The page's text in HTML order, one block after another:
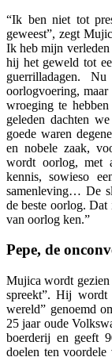
“Ik ben niet tot
geweest”, zegt
Ik heb mijn
hij het geweld tot
guerrilladagen.
oorlogvoering,
wroeging te
geleden dachten
goede waren
en nobele zaak,
wordt oorlog, met
kennis, sowieso
samenleving… De
de beste oorlog.
van oorlog ken.”
Pepe, de
Mujica wordt gezien
spreekt”. Hij wordt
wereld” genoemd
25 jaar oude
boerderij en geeft
doelen ten voordele